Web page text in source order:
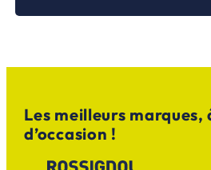
Les meilleurs marques,
d’occasion !